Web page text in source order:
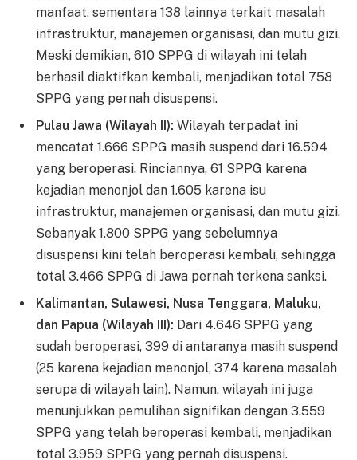
manfaat, sementara 138 lainnya terkait masalah
infrastruktur, manajemen organisasi, dan mutu gizi.
Meski demikian, 610 SPPG di wilayah ini telah
berhasil diaktifkan kembali, menjadikan total 758
SPPG yang pernah disuspensi.
Pulau Jawa (Wilayah II): Wilayah terpadat ini
mencatat 1.666 SPPG masih suspend dari 16.594
yang beroperasi. Rinciannya, 61 SPPG karena
kejadian menonjol dan 1.605 karena isu
infrastruktur, manajemen organisasi, dan mutu gizi.
Sebanyak 1.800 SPPG yang sebelumnya
disuspensi kini telah beroperasi kembali, sehingga
total 3.466 SPPG di Jawa pernah terkena sanksi.
Kalimantan, Sulawesi, Nusa Tenggara, Maluku,
dan Papua (Wilayah III): Dari 4.646 SPPG yang
sudah beroperasi, 399 di antaranya masih suspend
(25 karena kejadian menonjol, 374 karena masalah
serupa di wilayah lain). Namun, wilayah ini juga
menunjukkan pemulihan signifikan dengan 3.559
SPPG yang telah beroperasi kembali, menjadikan
total 3.959 SPPG yang pernah disuspensi.